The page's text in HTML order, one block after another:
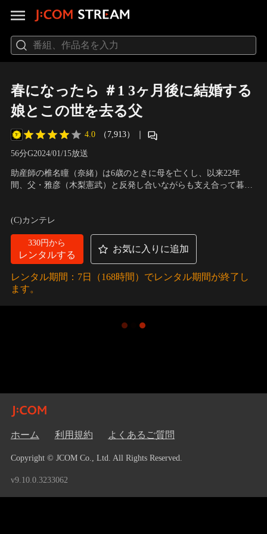
春になったら ＃1 3ヶ月後に結婚する
娘とこの世を去る父
4.0 （7,913） ｜
56分G2024/01/15放送
助産師の椎名瞳（奈緒）は6歳のときに母を亡くし、以来22年
間、父・雅彦（木梨憲武）と反発し合いながらも支え合って暮ら
演販売士として働いてきた。2024年の元旦、互いに報告があった
2人は…。
(C)カンテレ
330円から
レンタルする
お気に入りに追加
レンタル期間：7日（168時間）でレンタル期間が終了し
ます。
ホーム 利用規約 よくあるご質問
Copyright © JCOM Co., Ltd. All Rights Reserved.
v9.10.0.3233062